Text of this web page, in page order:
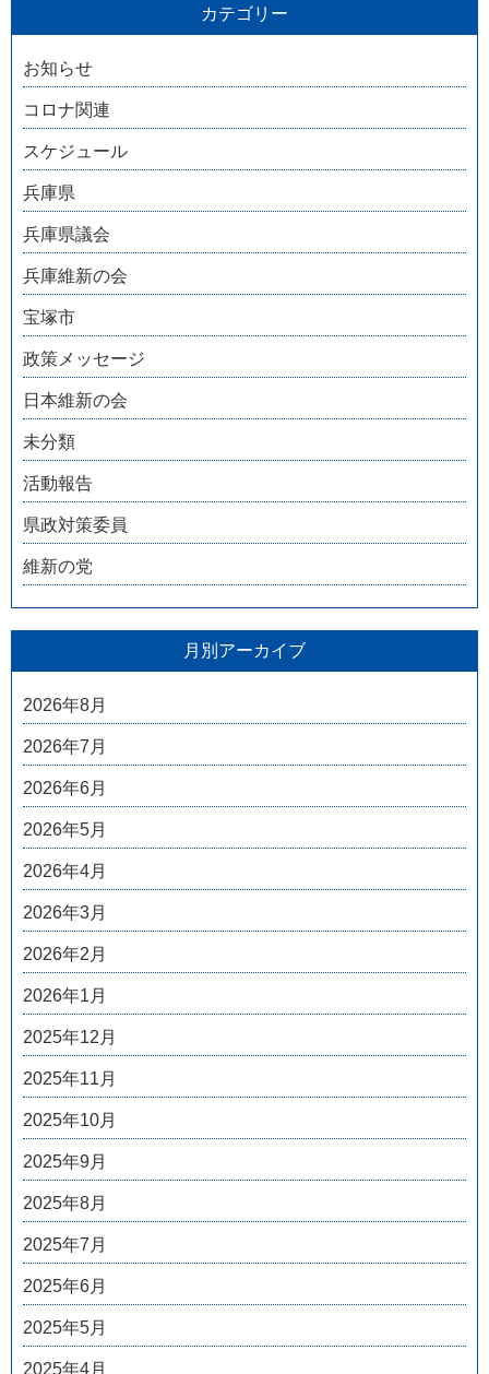
カテゴリー
お知らせ
コロナ関連
スケジュール
兵庫県
兵庫県議会
兵庫維新の会
宝塚市
政策メッセージ
日本維新の会
未分類
活動報告
県政対策委員
維新の党
月別アーカイブ
2026年8月
2026年7月
2026年6月
2026年5月
2026年4月
2026年3月
2026年2月
2026年1月
2025年12月
2025年11月
2025年10月
2025年9月
2025年8月
2025年7月
2025年6月
2025年5月
2025年4月